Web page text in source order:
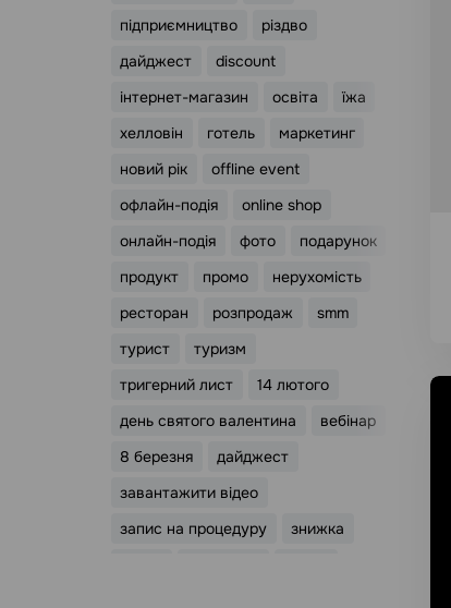
підприємництво
різдво
дайджест
discount
інтернет-магазин
освіта
їжа
хелловін
готель
маркетинг
новий рік
offline event
офлайн-подія
online shop
онлайн-подія
фото
подарунок
продукт
промо
нерухомість
ресторан
розпродаж
smm
турист
туризм
тригерний лист
14 лютого
день святого валентина
вебінар
8 березня
дайджест
завантажити відео
запис на процедуру
знижка